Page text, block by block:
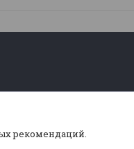
рекомендаций.